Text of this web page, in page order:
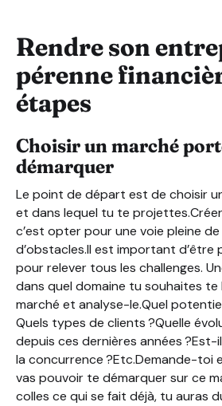
Rendre son
pérenne
étapes
Choisir un marché
démarquer
Le point de départ est de choisir
et dans lequel tu te
c’est opter pour une voie pleine
d’obstacles.Il est important d’être
pour relever tous les challenges.
dans quel domaine tu souhaites
marché et analyse-le.Quel
Quels types de clients ?Quelle
depuis ces dernières années ?Est-
la concurrence ?Etc.Demande-toi
vas pouvoir te démarquer sur ce
colles ce qui se fait déjà, tu auras